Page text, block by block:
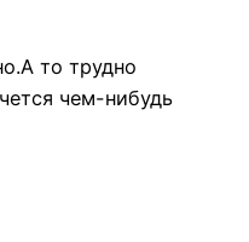
то трудно
чем-нибудь